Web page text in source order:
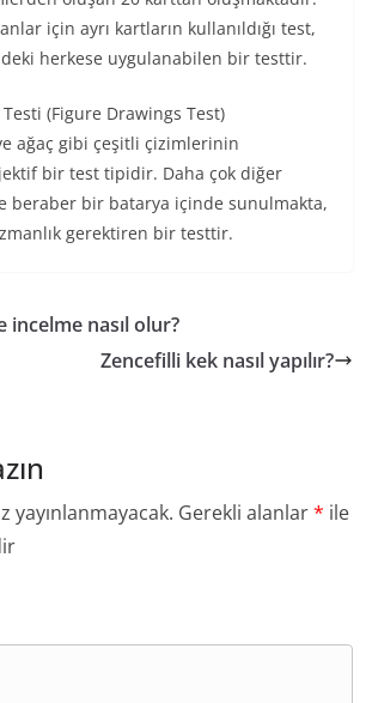
için ayrı kartların kullanıldığı test,
herkese uygulanabilen bir testtir.
(Figure Drawings Test)
ağaç gibi çeşitli çizimlerinin
bir test tipidir. Daha çok diğer
beraber bir batarya içinde sunulmakta,
gerektiren bir testtir.
incelme nasıl olur?
Zencefilli kek nasıl yapılır?
yayınlanmayacak. Gerekli alanlar* ile